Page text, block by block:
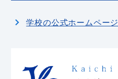
学校の公式ホームページ